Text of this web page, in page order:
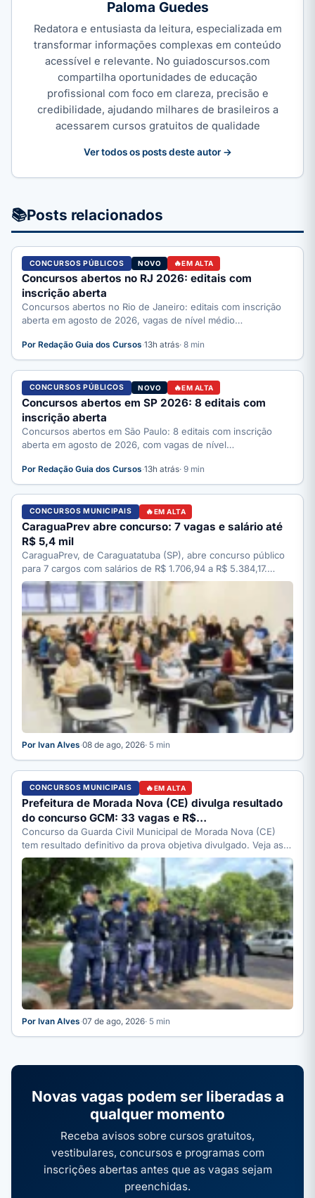
Paloma Guedes
Redatora e entusiasta da leitura, especializada em
transformar informações complexas em conteúdo
acessível e relevante. No guiadoscursos.com
compartilha oportunidades de educação
profissional com foco em clareza, precisão e
credibilidade, ajudando milhares de brasileiros a
acessarem cursos gratuitos de qualidade
Ver todos os posts deste autor →
📚Posts relacionados
CONCURSOS PÚBLICOS NOVO EM ALTA
Concursos abertos no RJ 2026: editais com
inscrição aberta
Concursos abertos no Rio de Janeiro: editais com inscrição
aberta em agosto de 2026, vagas de nível médio…
Por Redação Guia dos Cursos·13h atrás· 8 min
CONCURSOS PÚBLICOS NOVO EM ALTA
Concursos abertos em SP 2026: 8 editais com
inscrição aberta
Concursos abertos em São Paulo: 8 editais com inscrição
aberta em agosto de 2026, com vagas de nível…
Por Redação Guia dos Cursos·13h atrás· 9 min
CONCURSOS MUNICIPAIS EM ALTA
CaraguaPrev abre concurso: 7 vagas e salário até
R$ 5,4 mil
CaraguaPrev, de Caraguatatuba (SP), abre concurso público
para 7 cargos com salários de R$ 1.706,94 a R$ 5.384,17.…
Por Ivan Alves·08 de ago, 2026· 5 min
CONCURSOS MUNICIPAIS EM ALTA
Prefeitura de Morada Nova (CE) divulga resultado
do concurso GCM: 33 vagas e R$…
Concurso da Guarda Civil Municipal de Morada Nova (CE)
tem resultado definitivo da prova objetiva divulgado. Veja as…
Por Ivan Alves·07 de ago, 2026· 5 min
Novas vagas podem ser liberadas a
qualquer momento
Receba avisos sobre cursos gratuitos,
vestibulares, concursos e programas com
inscrições abertas antes que as vagas sejam
preenchidas.